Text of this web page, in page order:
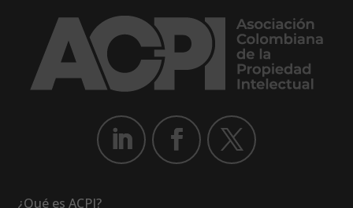
¿Qué es ACPI?